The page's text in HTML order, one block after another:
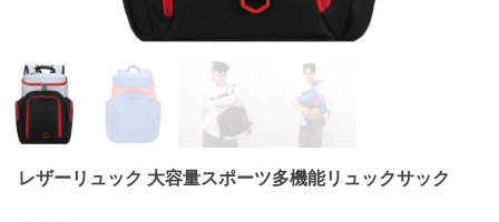
レザーリュック 大容量スポーツ多機能リュックサック